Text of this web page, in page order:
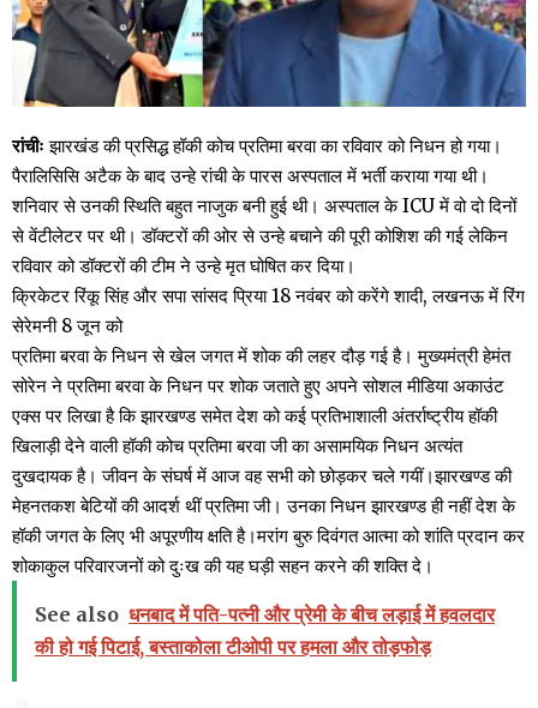
रांचीः झारखंड की प्रसिद्ध हॉकी कोच प्रतिमा बरवा का रविवार को निधन हो गया।
पैरालिसिसि अटैक के बाद उन्हे रांची के पारस अस्पताल में भर्ती कराया गया थी।
शनिवार से उनकी स्थिति बहुत नाजुक बनी हुई थी। अस्पताल के ICU में वो दो दिनों
से वेंटीलेटर पर थी। डॉक्टरों की ओर से उन्हे बचाने की पूरी कोशिश की गई लेकिन
रविवार को डॉक्टरों की टीम ने उन्हे मृत घोषित कर दिया।
क्रिकेटर रिंकू सिंह और सपा सांसद प्रिया 18 नवंबर को करेंगे शादी, लखनऊ में रिंग
सेरेमनी 8 जून को
प्रतिमा बरवा के निधन से खेल जगत में शोक की लहर दौड़ गई है। मुख्यमंत्री हेमंत
सोरेन ने प्रतिमा बरवा के निधन पर शोक जताते हुए अपने सोशल मीडिया अकाउंट
एक्स पर लिखा है कि झारखण्ड समेत देश को कई प्रतिभाशाली अंतर्राष्ट्रीय हॉकी
खिलाड़ी देने वाली हॉकी कोच प्रतिमा बरवा जी का असामयिक निधन अत्यंत
दुखदायक है। जीवन के संघर्ष में आज वह सभी को छोड़कर चले गयीं।झारखण्ड की
मेहनतकश बेटियों की आदर्श थीं प्रतिमा जी। उनका निधन झारखण्ड ही नहीं देश के
हॉकी जगत के लिए भी अपूरणीय क्षति है।मरांग बुरु दिवंगत आत्मा को शांति प्रदान कर
शोकाकुल परिवारजनों को दुःख की यह घड़ी सहन करने की शक्ति दे।
See also धनबाद में पति-पत्नी और प्रेमी के बीच लड़ाई में हवलदार
की हो गई पिटाई, बस्ताकोला टीओपी पर हमला और तोड़फोड़